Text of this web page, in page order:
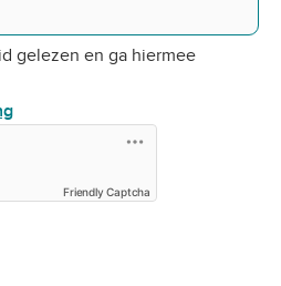
gelezen en ga hiermee
Friendly Captcha